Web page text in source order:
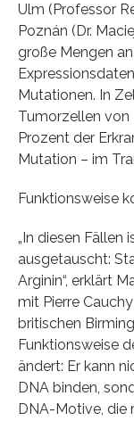
Ulm (Professor
Poznán (Dr.
große Mengen
Mutationen. In
Tumorzellen von
Prozent der
Mutation – im
Funktionsweise
„In diesen Fällen
ausgetauscht:
Arginin“, erklärt
mit Pierre
britischen
Funktionsweise
ändert: Er kann
DNA binden,
DNA-Motive, die